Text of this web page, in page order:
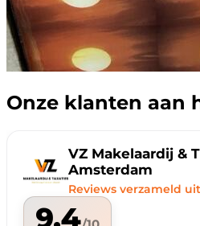
Onze klanten aan